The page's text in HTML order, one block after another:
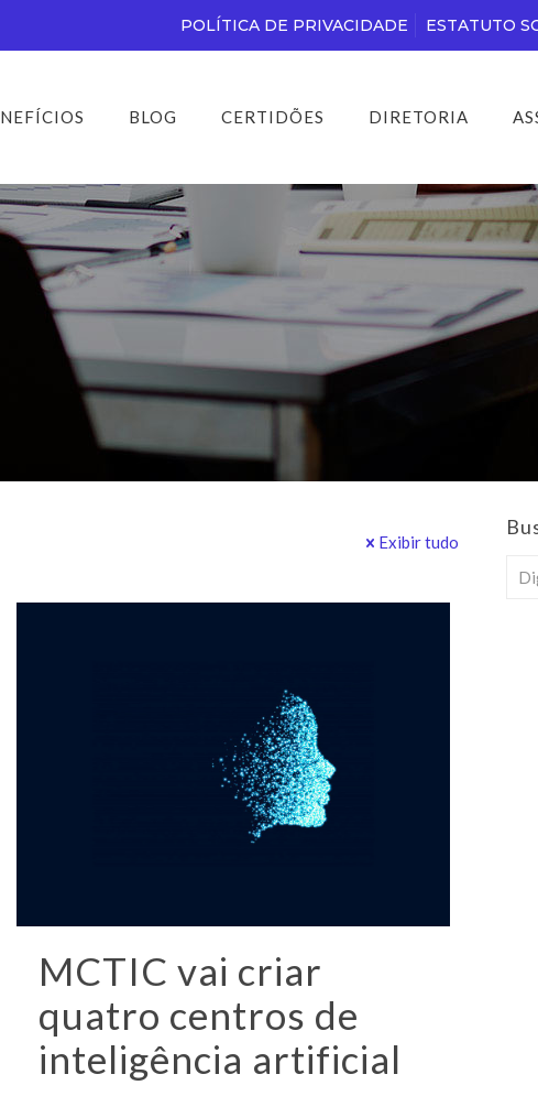
POLÍTICA DE PRIVACIDADE ESTATUTO
BLOG CERTIDÕES DIRETORIA
Exibir tudo
MCTIC vai criar
quatro centros de
inteligência artificial